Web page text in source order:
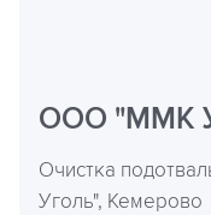
ООО "ММК
Очистка
Уголь", Кемерово